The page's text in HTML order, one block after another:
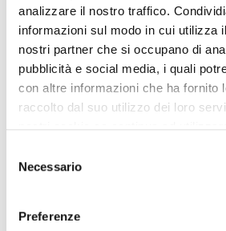
analizzare il nostro traffico.
informazioni sul modo in cui utilizza
nostri partner che si occupano di
pubblicità e social media, i quali
con altre informazioni che ha fornito
raccolto dal suo utilizzo dei loro
delNecessario
Preferenze
"Rendicontazione Stato
L'ufficio postale di Valvasone è
cittadini con il consueto orario:
dalle 8.20 alle 13.45 e il
12.45.